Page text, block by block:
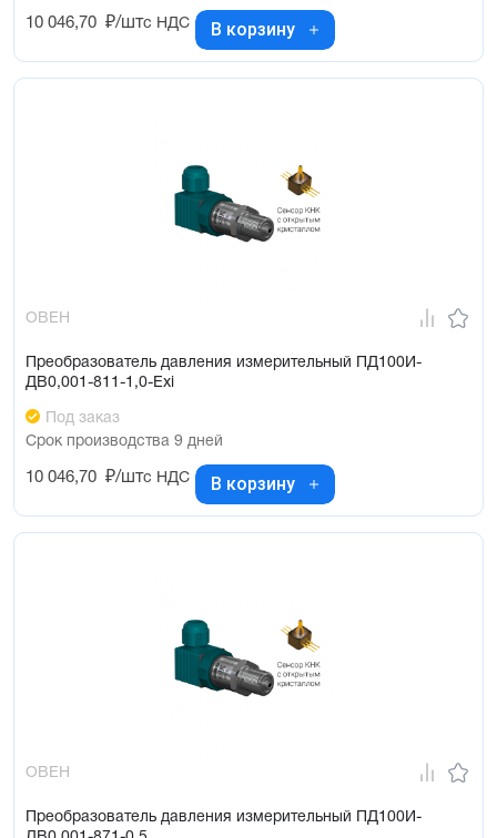
10 046,70 ₽/штс НДС В корзину
ОВЕН
Преобразователь давления измерительный ПД100И-
ДВ0,001-811-1,0-Exi
Под заказ
Срок производства 9 дней
10 046,70 ₽/штс НДС В корзину
ОВЕН
Преобразователь давления измерительный ПД100И-